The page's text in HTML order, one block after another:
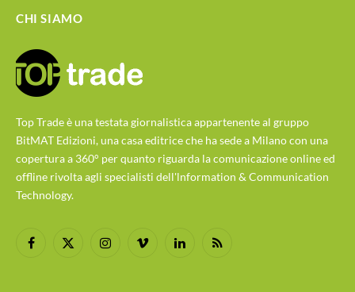
CHI SIAMO
Top Trade è una testata giornalistica appartenente al gruppo
BitMAT Edizioni, una casa editrice che ha sede a Milano con una
copertura a 360° per quanto riguarda la comunicazione online ed
offline rivolta agli specialisti dell'lnformation & Communication
Technology.
Facebook
X
InstagramVimeo LinkedInRSS